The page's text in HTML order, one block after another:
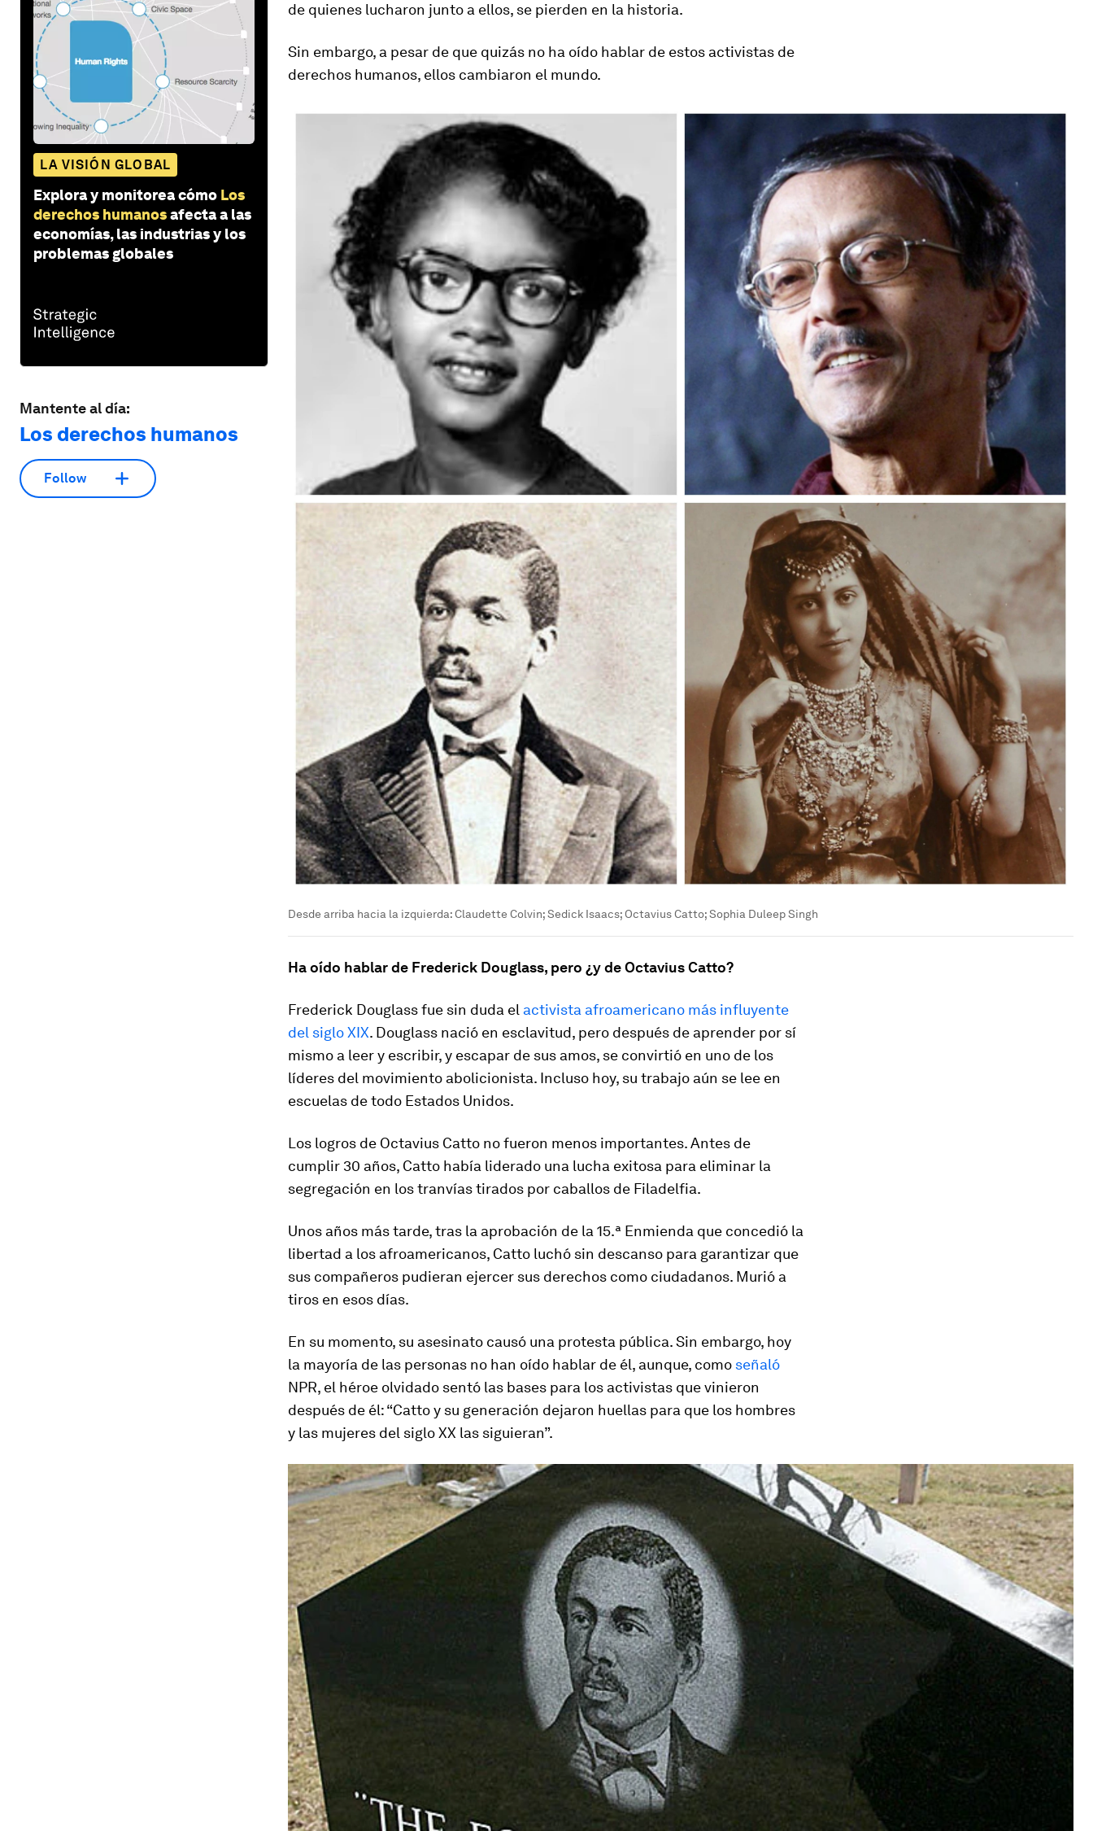
LA VISIÓN GLOBAL
Explora y monitorea cómo Los
derechos humanosafecta a las
economías, las industrias y los
problemas globales
Mantente al día:
Los derechos humanos
Follow
de quienes lucharon junto a ellos, se pierden en la historia.
Sin embargo, a pesar de que quizás no ha oído hablar de estos activistas de
derechos humanos, ellos cambiaron el mundo.
Desde arriba hacia la izquierda: Claudette Colvin; Sedick Isaacs; Octavius Catto; Sophia Duleep Singh
Ha oído hablar de Frederick Douglass, pero ¿y de Octavius Catto?
Frederick Douglass fue sin duda el activista afroamericano más influyente
del siglo XIX. Douglass nació en esclavitud, pero después de aprender por sí
mismo a leer y escribir, y escapar de sus amos, se convirtió en uno de los
líderes del movimiento abolicionista. Incluso hoy, su trabajo aún se lee en
escuelas de todo Estados Unidos.
Los logros de Octavius Catto no fueron menos importantes. Antes de
cumplir 30 años, Catto había liderado una lucha exitosa para eliminar la
segregación en los tranvías tirados por caballos de Filadelfia.
Unos años más tarde, tras la aprobación de la 15.ª Enmienda que concedió la
libertad a los afroamericanos, Catto luchó sin descanso para garantizar que
sus compañeros pudieran ejercer sus derechos como ciudadanos. Murió a
tiros en esos días.
En su momento, su asesinato causó una protesta pública. Sin embargo, hoy
la mayoría de las personas no han oído hablar de él, aunque, como señaló
NPR, el héroe olvidado sentó las bases para los activistas que vinieron
después de él: “Catto y su generación dejaron huellas para que los hombres
y las mujeres del siglo XX las siguieran”.